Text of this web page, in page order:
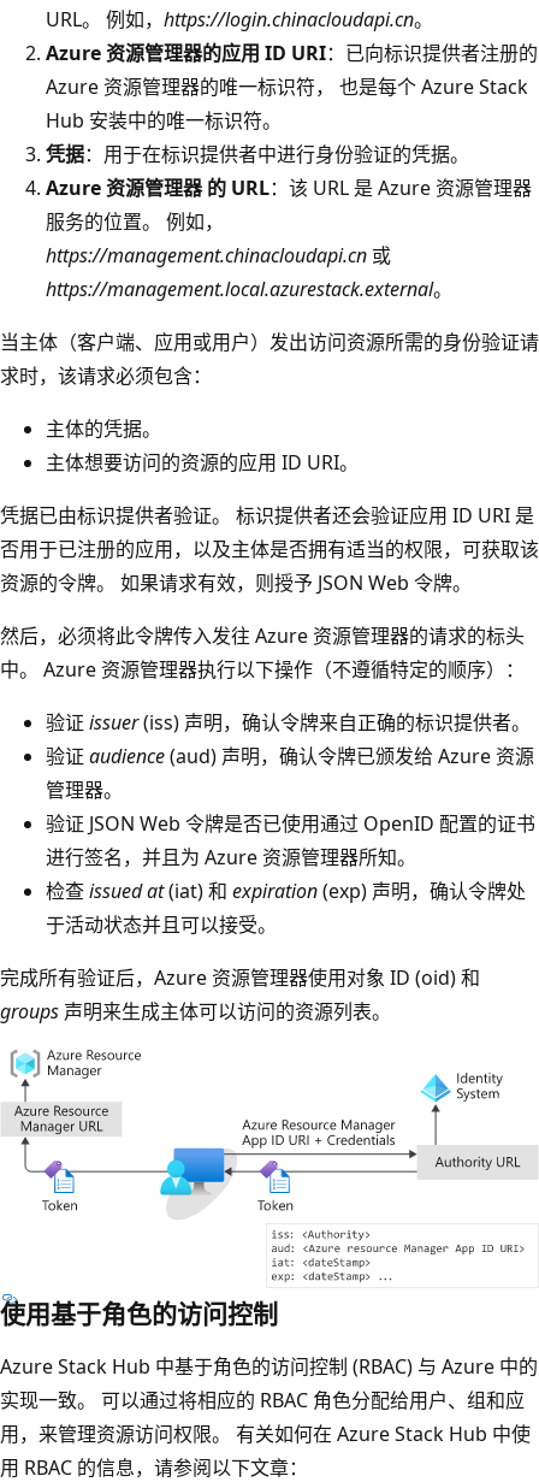
URL。 例如， https://login.chinacloudapi.cn。
Azure 资源管理器的应用 ID URI：已向标识提供者注册的
Azure 资源管理器的唯一标识符， 也是每个 Azure Stack
Hub 安装中的唯一标识符。
凭据：用于在标识提供者中进行身份验证的凭据。
Azure 资源管理器 的 URL：该 URL 是 Azure 资源管理器
服务的位置。 例如，
https://management.chinacloudapi.cn 或
https://management.local.azurestack.external。
当主体（客户端、应用或用户）发出访问资源所需的身份验证请
求时，该请求必须包含：
主体的凭据。
主体想要访问的资源的应用 ID URI。
凭据已由标识提供者验证。 标识提供者还会验证应用 ID URI 是
否用于已注册的应用，以及主体是否拥有适当的权限，可获取该
资源的令牌。 如果请求有效，则授予 JSON Web 令牌。
然后，必须将此令牌传入发往 Azure 资源管理器的请求的标头
中。 Azure 资源管理器执行以下操作（不遵循特定的顺序）：
验证issuer(iss) 声明，确认令牌来自正确的标识提供者。
验证audience(aud) 声明，确认令牌已颁发给 Azure 资源
管理器。
验证 JSON Web 令牌是否已使用通过 OpenID 配置的证书
进行签名，并且为 Azure 资源管理器所知。
检查issued at(iat) 和 expiration(exp) 声明，确认令牌处
于活动状态并且可以接受。
完成所有验证后，Azure 资源管理器使用对象 ID (oid) 和
groups声明来生成主体可以访问的资源列表。
使用基于角色的访问控制
Azure Stack Hub 中基于角色的访问控制 (RBAC) 与 Azure 中的
实现一致。 可以通过将相应的 RBAC 角色分配给用户、组和应
用，来管理资源访问权限。 有关如何在 Azure Stack Hub 中使
用 RBAC 的信息，请参阅以下文章：